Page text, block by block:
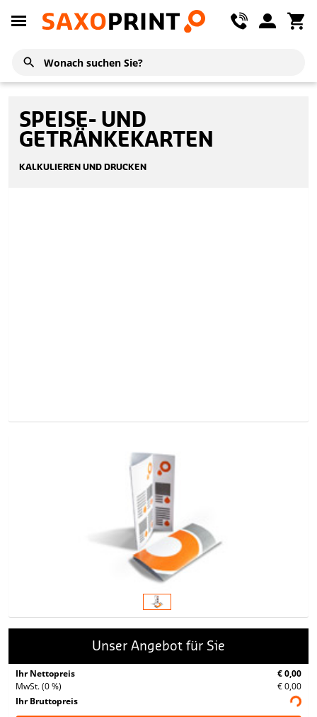
SPEISE- UND
GETRÄNKEKARTEN
KALKULIEREN UND DRUCKEN
Unser Angebot für Sie
Ihr Nettopreis
€ 0,00
MwSt. (0 %)
€ 0,00
Ihr Bruttopreis